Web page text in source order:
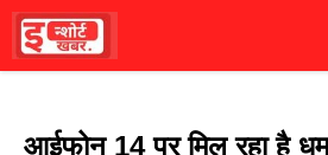
Skip
content
आईफोन 14 पर मिल रहा है